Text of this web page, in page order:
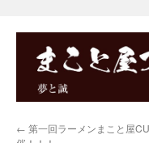
← 第一回ラーメンまこと屋